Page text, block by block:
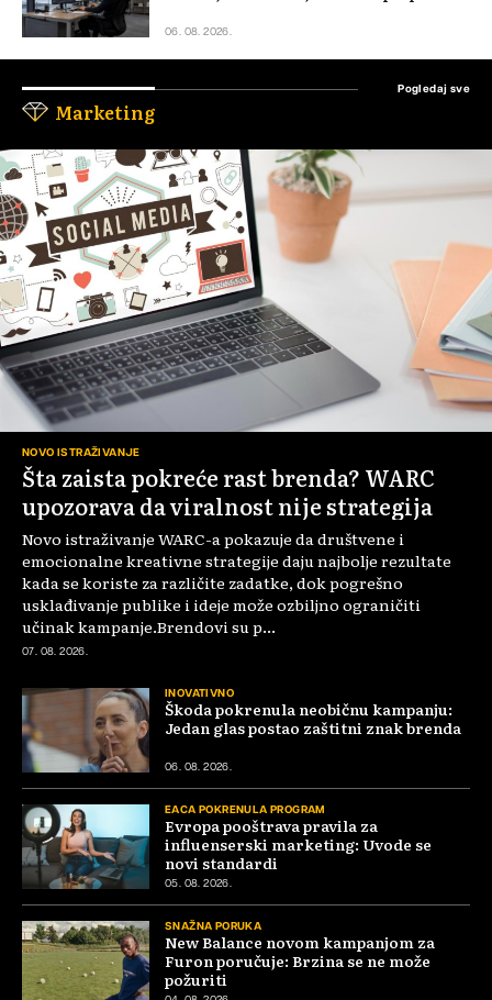
06. 08. 2026.
Pogledaj sve
Marketing
NOVO ISTRAŽIVANJE
Šta zaista pokreće rast brenda? WARC
upozorava da viralnost nije strategija
Novo istraživanje WARC-a pokazuje da društvene i
emocionalne kreativne strategije daju najbolje rezultate
kada se koriste za različite zadatke, dok pogrešno
usklađivanje publike i ideje može ozbiljno ograničiti
učinak kampanje.Brendovi su p...
07. 08. 2026.
INOVATIVNO
Škoda pokrenula neobičnu kampanju:
Jedan glas postao zaštitni znak brenda
06. 08. 2026.
EACA POKRENULA PROGRAM
Evropa pooštrava pravila za
influenserski marketing: Uvode se
novi standardi
05. 08. 2026.
SNAŽNA PORUKA
New Balance novom kampanjom za
Furon poručuje: Brzina se ne može
požuriti